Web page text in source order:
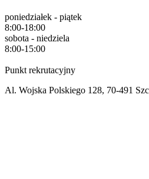
poniedziałek - piątek
8:00-18:00
sobota - niedziela
8:00-15:00
Punkt rekrutacyjny
Al. Wojska Polskiego 128, 70-491